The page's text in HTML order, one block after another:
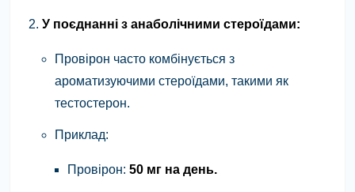
У поєднанні з анаболічними стероїдами:
Провірон часто комбінується з
ароматизуючими стероїдами, такими як
тестостерон.
Приклад:
Провірон: 50 мг на день.